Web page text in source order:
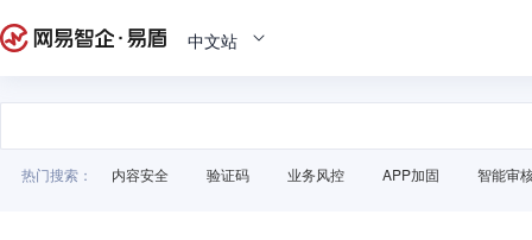
中文站
热门搜索： 内容安全 验证码 业务风控 APP加固 智能审